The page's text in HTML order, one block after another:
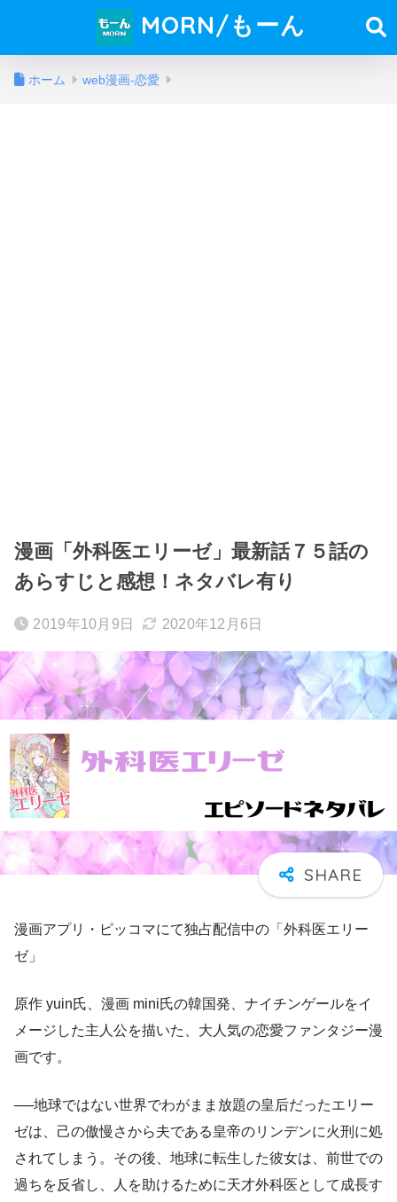
MORN/もーん
ホーム web漫画-恋愛
漫画「外科医エリーゼ」最新話７５話の
あらすじと感想！ネタバレ有り
2019年10月9日 2020年12月6日
漫画アプリ・ピッコマにて独占配信中の「外科医エリー
ゼ」
原作 yuin氏、漫画 mini氏の韓国発、ナイチンゲールをイ
メージした主人公を描いた、大人気の恋愛ファンタジー漫
画です。
──地球ではない世界でわがまま放題の皇后だったエリー
ゼは、己の傲慢さから夫である皇帝のリンデンに火刑に処
されてしまう。その後、地球に転生した彼女は、前世での
過ちを反省し、人を助けるために天才外科医として成長す